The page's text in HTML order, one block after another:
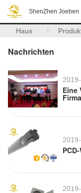
ShenZhen Joeben
Haus
Nachrichten
Eine
Firma